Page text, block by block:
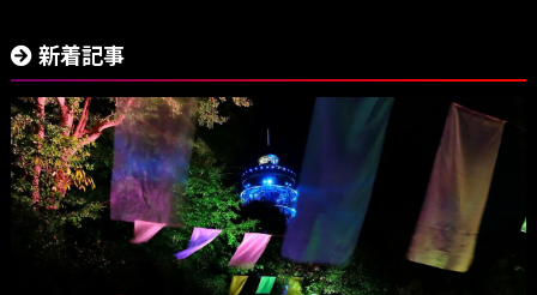
新着記事